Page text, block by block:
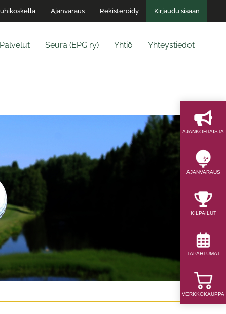
Ajanvaraus Rekisteröidy Kirjaudu sisään
Yhteystiedot
Yhtiö
Seura (EPG ry)
Palvelut
AJAN­KOHTAISTA
AJAN­VARAUS
KILPAILUT
TAPAHTUMAT
VERKKOKAUPPA